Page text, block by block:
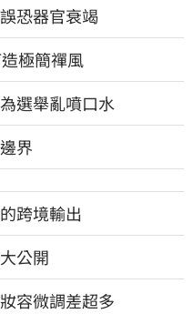
恐器官衰竭
極簡禪風
選舉亂噴口水
界
跨境輸出
公開
容微調差超多